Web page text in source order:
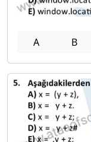
A B